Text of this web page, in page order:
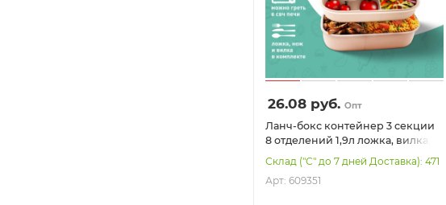
26.08 руб. Опт
Ланч-бокс контейнер 3 секции
8 отделений 1,9л ложка, вилка,
нож 10х21х14см персиковый
JOYLUX, 609351
Склад ("С" до 7 дней Доставка): 471
Арт: 609351